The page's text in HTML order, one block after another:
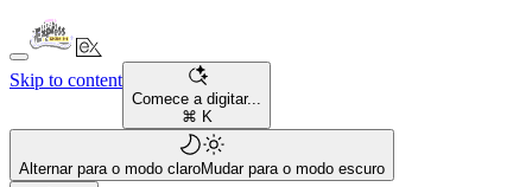
Skip to content
Comece a digitar...
⌘ K
Alternar para o modo claroMudar para o modo escuro